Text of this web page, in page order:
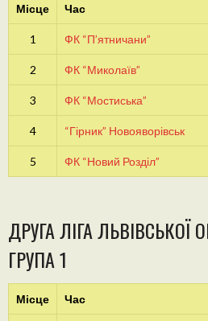
Місце Час
1 ФК “П’ятничани”
2 ФК “Миколаїв”
3 ФК “Мостиська”
4 “Гірник” Новояворівськ
5 ФК “Новий Розділ”
ДРУГА ЛІГА ЛЬВІВСЬКОЇ
ГРУПА 1
Місце Час